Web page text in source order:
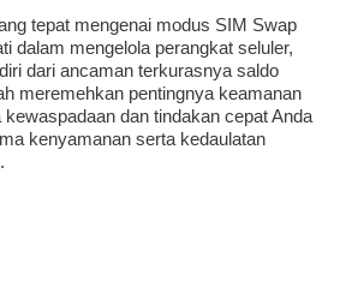
tepat mengenai modus SIM Swap
dalam mengelola perangkat seluler,
dari ancaman terkurasnya saldo
meremehkan pentingnya keamanan
dan tindakan cepat Anda
kenyamanan serta kedaulatan